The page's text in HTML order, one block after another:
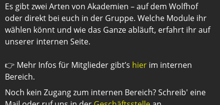
Es gibt zwei Arten von Akademien – auf dem Wolfhof
oder direkt bei euch in der Gruppe. Welche Module ihr
wählen könnt und wie das Ganze abläuft, erfahrt ihr auf
unserer internen Seite.
👉 Mehr Infos für Mitglieder gibt’s hier im internen
Bereich.
Noch kein Zugang zum internen Bereich? Schreib' eine